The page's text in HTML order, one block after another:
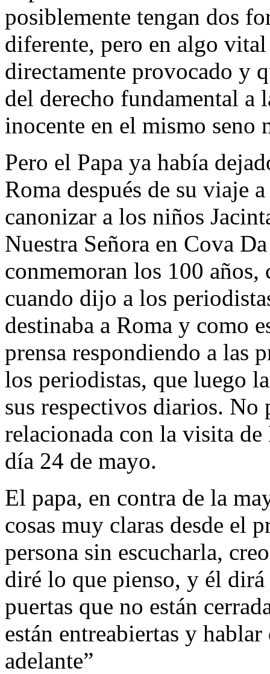
posiblemente tengan dos
diferente, pero en algo
directamente provocado y
del derecho fundamental a
inocente en el mismo seno
Pero el Papa ya había
Roma después de su viaje
canonizar a los niños
Nuestra Señora en Cova
conmemoran los 100
cuando dijo a los
destinaba a Roma y como
prensa respondiendo a las
los periodistas, que luego
sus respectivos diarios.
relacionada con la visita
día 24 de mayo.
El papa, en contra de la
cosas muy claras desde el
persona sin escucharla,
diré lo que pienso, y él
puertas que no están
están entreabiertas y
adelante”